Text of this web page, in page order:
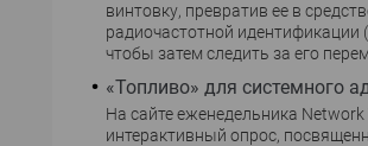
винтовку, превратив ее в
радиочастотной идентификации
чтобы затем следить за его
«Топливо» для системного
На сайте еженедельника Network
интерактивный опрос,